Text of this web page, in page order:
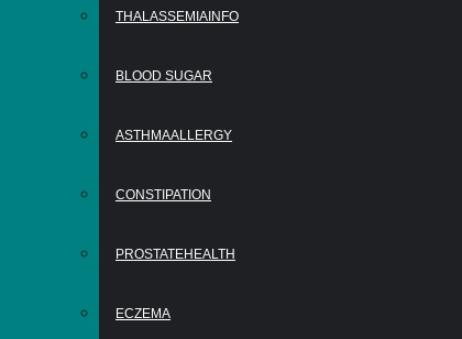
THALASSEMIAINFO
BLOOD SUGAR
ASTHMAALLERGY
CONSTIPATION
PROSTATEHEALTH
ECZEMA